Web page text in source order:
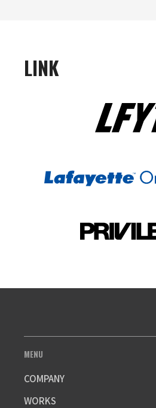
LINK
MENU
COMPANY
WORKS